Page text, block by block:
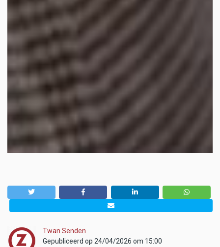
Twan Senden
Gepubliceerd op 24/04/2026 om 15:00